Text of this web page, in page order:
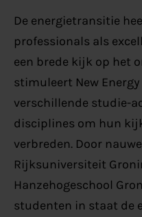
De energietransitie
professionals als
een brede kijk op het
stimuleert New
verschillende studie-
disciplines om hun
verbreden. Door
Rijksuniversiteit
Hanzehogeschool
studenten in staat de